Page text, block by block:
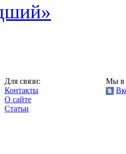
Для связи:
Контакты
О сайте
Статьи
Мы в